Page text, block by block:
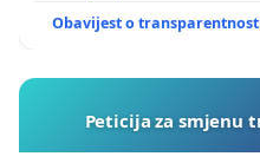
Obavijest o
Peticija za smjenu